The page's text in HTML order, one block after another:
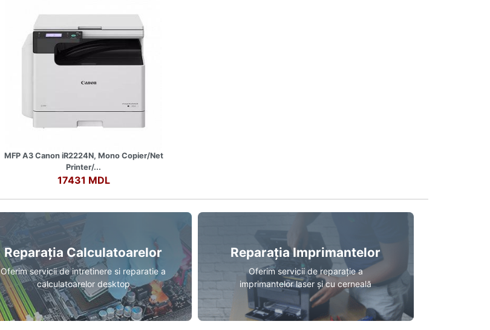
MFP A3 Canon iR2224N, Mono Copier/Net
Printer/...
17431 MDL
Reparația Calculatoarelor
Oferim servicii de intretinere si reparatie a
calculatoarelor desktop
Reparația Imprimantelor
Oferim servicii de reparație a
imprimantelor laser și cu cerneală